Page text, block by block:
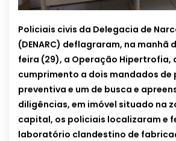
Policiais civis da Delegacia de
(DENARC) deflagraram, na
feira (29), a Operação Hipertrofia,
cumprimento a dois mandados de
preventiva e um de busca e
diligências, em imóvel situado na
capital, os policiais localizaram e
laboratório clandestino de